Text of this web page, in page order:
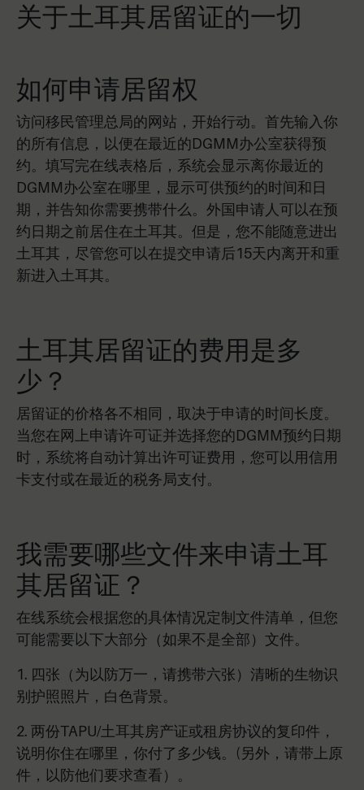
关于土耳其居留证的一切
如何申请居留权
访问移民管理总局的网站，开始行动。首先输入你
的所有信息，以便在最近的DGMM办公室获得预
约。填写完在线表格后，系统会显示离你最近的
DGMM办公室在哪里，显示可供预约的时间和日
期，并告知你需要携带什么。外国申请人可以在预
约日期之前居住在土耳其。但是，您不能随意进出
土耳其，尽管您可以在提交申请后15天内离开和重
新进入土耳其。
土耳其居留证的费用是多
少？
居留证的价格各不相同，取决于申请的时间长度。
当您在网上申请许可证并选择您的DGMM预约日期
时，系统将自动计算出许可证费用，您可以用信用
卡支付或在最近的税务局支付。
我需要哪些文件来申请土耳
其居留证？
在线系统会根据您的具体情况定制文件清单，但您
可能需要以下大部分（如果不是全部）文件。
1. 四张（为以防万一，请携带六张）清晰的生物识
别护照照片，白色背景。
2. 两份TAPU/土耳其房产证或租房协议的复印件，
说明你住在哪里，你付了多少钱。(另外，请带上原
件，以防他们要求查看）。